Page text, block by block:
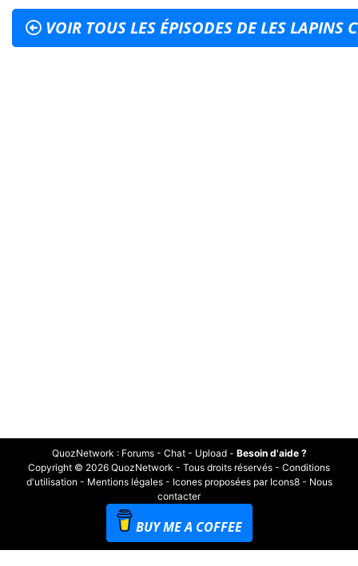
VOIR TOUS LES ÉPISODES DE LES LAPINS
QuozNetwork : Forums- Chat- Upload- Besoin d'aide ?
Copyright © 2026 QuozNetwork - Tous droits réservés - Conditions
d'utilisation - Mentions légales- Icones proposées par Icons8- Nous
contacter
BUY ME A COFFEE